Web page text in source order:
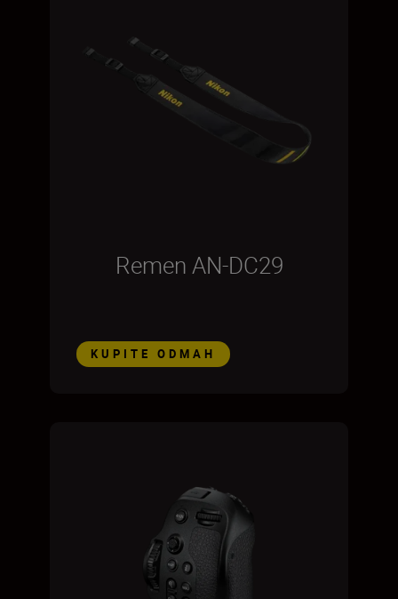
Remen AN-DC29
KUPITE ODMAH